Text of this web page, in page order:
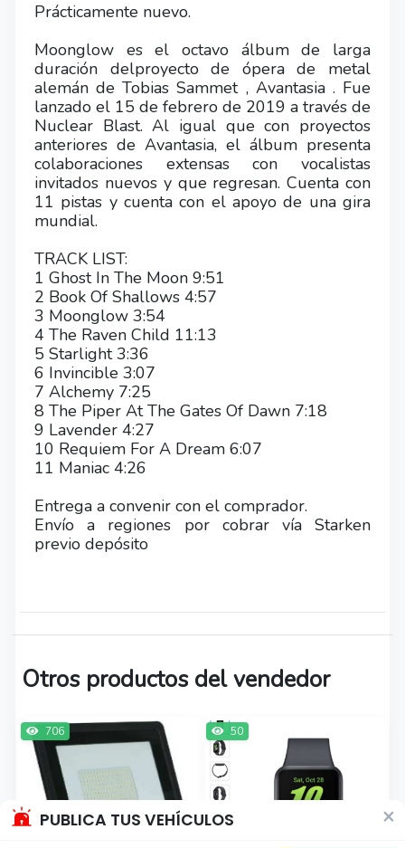
PUBLICA TUS VEHÍCULOS ×
Prácticamente nuevo.
Moonglow es el octavo álbum de larga
duración delproyecto de ópera de metal
alemán de Tobias Sammet , Avantasia . Fue
lanzado el 15 de febrero de 2019 a través de
Nuclear Blast. Al igual que con proyectos
anteriores de Avantasia, el álbum presenta
colaboraciones extensas con vocalistas
invitados nuevos y que regresan. Cuenta con
11 pistas y cuenta con el apoyo de una gira
mundial.
TRACK LIST:
1 Ghost In The Moon 9:51
2 Book Of Shallows 4:57
3 Moonglow 3:54
4 The Raven Child 11:13
5 Starlight 3:36
6 Invincible 3:07
7 Alchemy 7:25
8 The Piper At The Gates Of Dawn 7:18
9 Lavender 4:27
10 Requiem For A Dream 6:07
11 Maniac 4:26
Entrega a convenir con el comprador.
Envío a regiones por cobrar vía Starken
previo depósito
Otros productos del vendedor
706 50